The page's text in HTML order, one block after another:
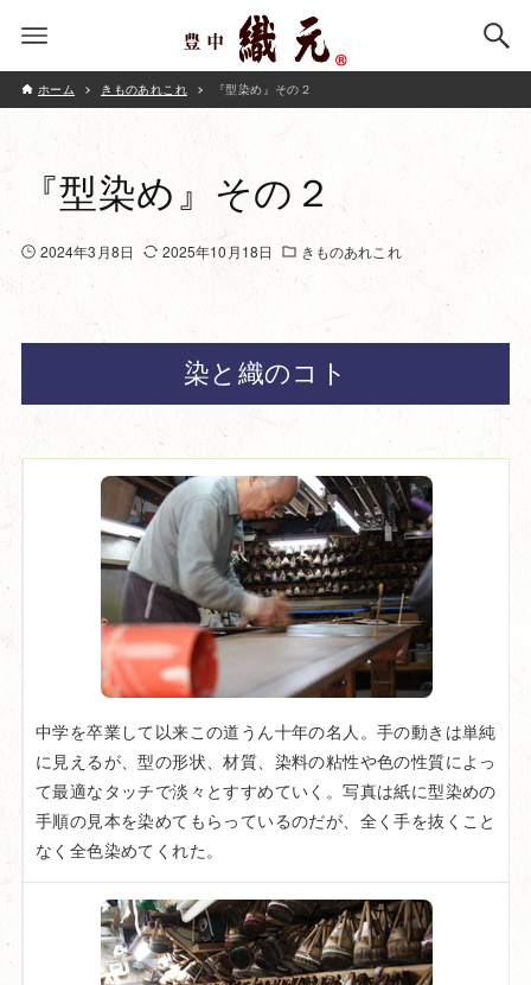
ホーム きものあれこれ 『型染め』その２
『型染め』その２
2024年3月8日 2025年10月18日 きものあれこれ
染と織のコト
中学を卒業して以来この道うん十年の名人。手の動きは単純
に見えるが、型の形状、材質、染料の粘性や色の性質によっ
て最適なタッチで淡々とすすめていく。写真は紙に型染めの
手順の見本を染めてもらっているのだが、全く手を抜くこと
なく全色染めてくれた。